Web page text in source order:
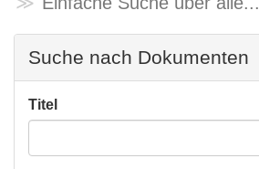
Suche nach Dokumenten
Titel